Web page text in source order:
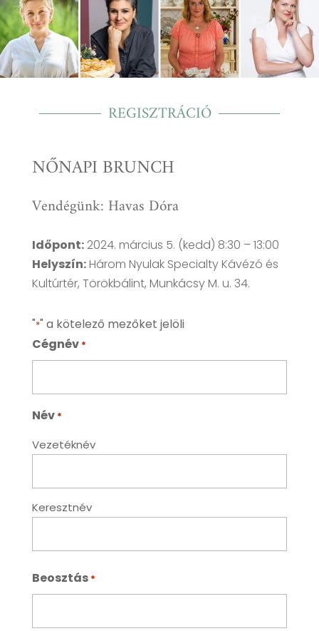
REGISZTRÁCIÓ
NŐNAPI BRUNCH
Vendégünk: Havas Dóra
Időpont:2024. március 5. (kedd) 8:30 – 13:00
Helyszín:Három Nyulak Specialty Kávézó és
Kultúrtér, Törökbálint, Munkácsy M. u. 34.
"*" a kötelező mezőket jelöli
Cégnév *
Név *
Vezetéknév
Keresztnév
Beosztás *